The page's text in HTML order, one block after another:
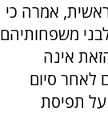
אמרה כי
משפחותיהם
אינה
לאחר סיום
על תפיסת